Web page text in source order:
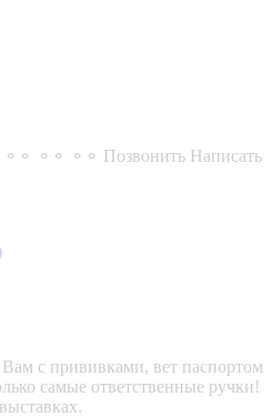
⚬⚬⚬ ⚬⚬ ⚬⚬ Позвонить Написать
с прививками, вет паспортом
самые ответственные ручки!